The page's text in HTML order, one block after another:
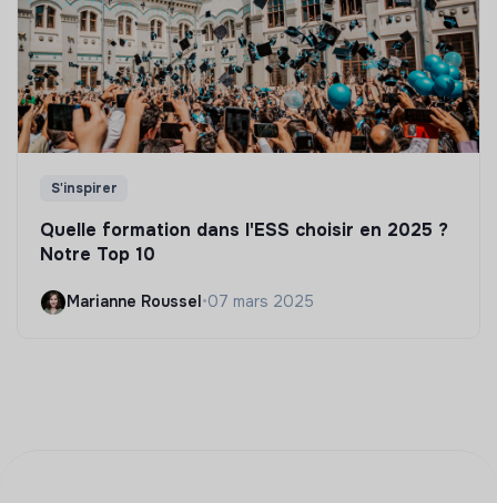
S'inspirer
Quelle formation dans l'ESS choisir en 2025 ?
Notre Top 10
Marianne Roussel •07 mars 2025